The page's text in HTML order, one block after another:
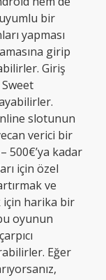
bir
yapması
girip
Giriş
slotunun
verici bir
500€’ya kadar
için özel
ve
için harika bir
oyunun
Eğer